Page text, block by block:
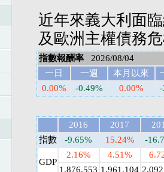
近年來義大利面
及歐洲主權債務
指數報酬率2026/08/04
一日
一週 本月以來
0.00%
-0.49% 0.00%
2016 2017
指數
-9.65% 15.24% -
GDP
2.16% 4.51%
1,876,553 1,961,104